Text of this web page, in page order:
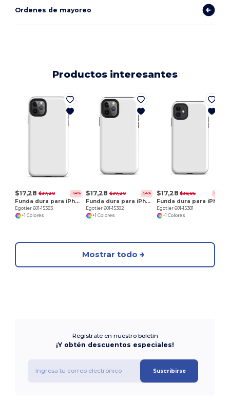
Ordenes de mayoreo
Productos interesantes
$17,28 $37,20 -54%
Funda dura para iPhone 11 Pro Max
Egotier 601-15383
+1 Colores
$17,28 $37,20 -54%
Funda dura para iPhone 11 Pro
Egotier 601-15382
+1 Colores
$17,28 $38,86 -56%
Egotier 601-15381
+1 Colores
Mostrar todo
Regístrate en nuestro boletín
¡Y obtén descuentos especiales!
Suscribirse